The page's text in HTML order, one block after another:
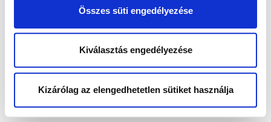
Összes süti engedélyezése
Kiválasztás engedélyezése
Kizárólag az elengedhetetlen sütiket használja